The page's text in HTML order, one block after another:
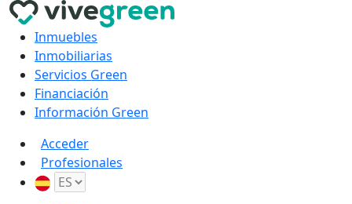
Inmuebles
Inmobiliarias
Servicios Green
Financiación
Información Green
Acceder
Profesionales